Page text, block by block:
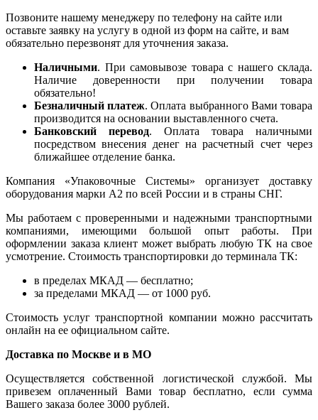
Позвоните нашему менеджеру по телефону на сайте или
оставьте заявку на услугу в одной из форм на сайте, и вам
обязательно перезвонят для уточнения заказа.
Наличными. При самовывозе товара с нашего склада.
Наличие доверенности при получении товара
обязательно!
Безналичный платеж. Оплата выбранного Вами товара
производится на основании выставленного счета.
Банковский перевод. Оплата товара наличными
посредством внесения денег на расчетный счет через
ближайшее отделение банка.
Компания «Упаковочные Системы» организует доставку
оборудования марки А2 по всей России и в страны СНГ.
Мы работаем с проверенными и надежными транспортными
компаниями, имеющими большой опыт работы. При
оформлении заказа клиент может выбрать любую ТК на свое
усмотрение. Стоимость транспортировки до терминала ТК:
в пределах МКАД — бесплатно;
за пределами МКАД — от 1000 руб.
Стоимость услуг транспортной компании можно рассчитать
онлайн на ее официальном сайте.
Доставка по Москве и в МО
Осуществляется собственной логистической службой. Мы
привезем оплаченный Вами товар бесплатно, если сумма
Вашего заказа более 3000 рублей.